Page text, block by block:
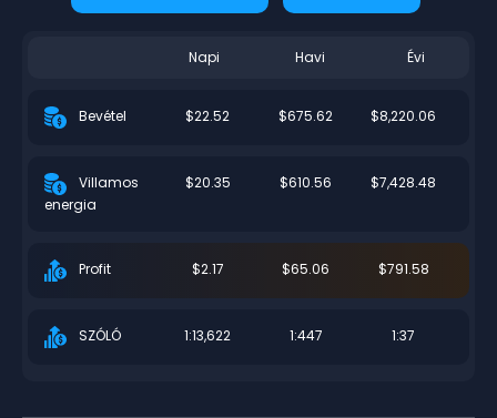
Napi Havi Évi
Bevétel $22.52 $675.62 $8,220.06
Villamos
energia
$20.35 $610.56 $7,428.48
Profit $2.17 $65.06 $791.58
SZÓLÓ 1:13,622 1:447 1:37